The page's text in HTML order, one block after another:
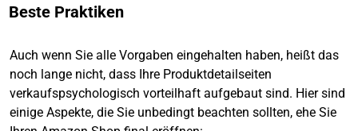
Beste Praktiken
Auch wenn Sie alle Vorgaben eingehalten haben, heißt das
noch lange nicht, dass Ihre Produktdetailseiten
verkaufspsychologisch vorteilhaft aufgebaut sind. Hier sind
einige Aspekte, die Sie unbedingt beachten sollten, ehe Sie